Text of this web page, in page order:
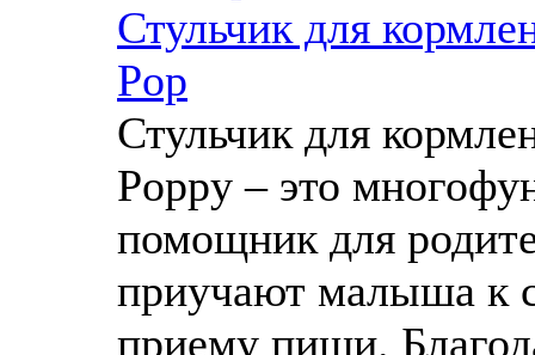
Стульчик для
Pop
Стульчик для
Poppy – это
помощник для
приучают малыша к
приему пищи.